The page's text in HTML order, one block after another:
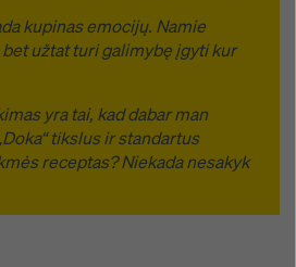
kupinas emocijų. Namie
užtat turi galimybę įgyti kur
yra tai, kad dabar man
tikslus ir standartus
receptas? Niekada nesakyk